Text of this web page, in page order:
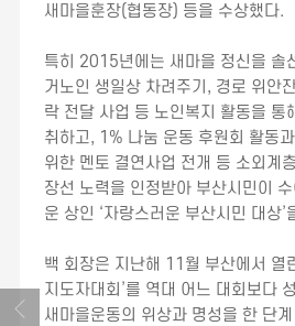
새마을훈장(협동장) 등을 수상했다.
특히 2015년에는 새마을 정신을 솔
거노인 생일상 차려주기, 경로 위안
락 전달 사업 등 노인복지 활동을 통
취하고, 1% 나눔 운동 후원회 활동
위한 멘토 결연사업 전개 등 소외계
장선 노력을 인정받아 부산시민이
운 상인 ‘자랑스러운 부산시민 대상’
백 회장은 지난해 11월 부산에서 열
지도자대회’를 역대 어느 대회보다
새마을운동의 위상과 명성을 한 단